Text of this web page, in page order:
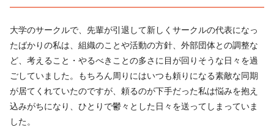
大学のサークルで、先輩が引退して新しくサークルの代表になっ
たばかりの私は、組織のことや活動の方針、外部団体との調整な
ど、考えること・やるべきことの多さに目が回りそうな日々を過
ごしていました。もちろん周りにはいつも頼りになる素敵な同期
が居てくれていたのですが、頼るのが下手だった私は悩みを抱え
込みがちになり、ひとりで鬱々とした日々を送ってしまっていま
した。